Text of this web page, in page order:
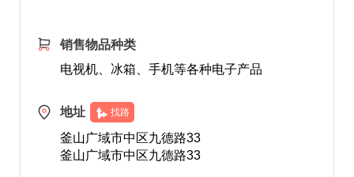
销售物品种类
电视机、冰箱、手机等各种电子产品
地址 找路
釜山广域市中区九德路33
釜山广域市中区九德路33